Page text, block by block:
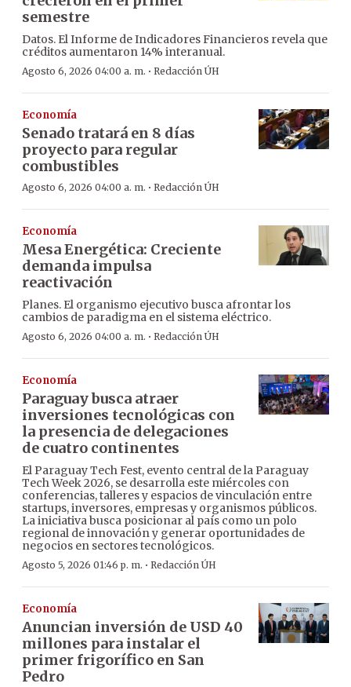
semestre
Datos. El Informe de Indicadores Financieros revela que
créditos aumentaron 14% interanual.
Agosto 6, 2026 04:00 a. m. · Redacción ÚH
Economía
Senado tratará en 8 días
proyecto para regular
combustibles
Agosto 6, 2026 04:00 a. m. · Redacción ÚH
Economía
Mesa Energética: Creciente
demanda impulsa
reactivación
Planes. El organismo ejecutivo busca afrontar los
cambios de paradigma en el sistema eléctrico.
Agosto 6, 2026 04:00 a. m. · Redacción ÚH
Economía
Paraguay busca atraer
inversiones tecnológicas con
la presencia de delegaciones
de cuatro continentes
El Paraguay Tech Fest, evento central de la Paraguay
Tech Week 2026, se desarrolla este miércoles con
conferencias, talleres y espacios de vinculación entre
startups, inversores, empresas y organismos públicos.
La iniciativa busca posicionar al país como un polo
regional de innovación y generar oportunidades de
negocios en sectores tecnológicos.
Agosto 5, 2026 01:46 p. m. · Redacción ÚH
Economía
Anuncian inversión de USD 40
millones para instalar el
primer frigorífico en San
Pedro